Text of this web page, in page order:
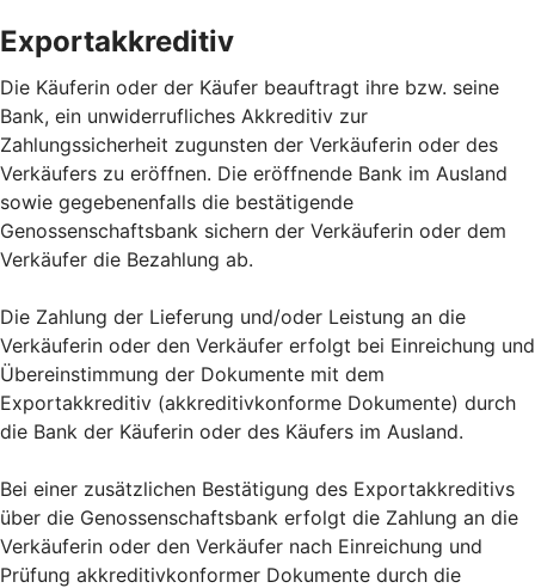
Exportakkreditiv
Die Käuferin oder der Käufer beauftragt ihre bzw. seine
Bank, ein unwiderrufliches Akkreditiv zur
Zahlungssicherheit zugunsten der Verkäuferin oder des
Verkäufers zu eröffnen. Die eröffnende Bank im Ausland
sowie gegebenenfalls die bestätigende
Genossenschaftsbank sichern der Verkäuferin oder dem
Verkäufer die Bezahlung ab.
Die Zahlung der Lieferung und/oder Leistung an die
Verkäuferin oder den Verkäufer erfolgt bei Einreichung und
Übereinstimmung der Dokumente mit dem
Exportakkreditiv (akkreditivkonforme Dokumente) durch
die Bank der Käuferin oder des Käufers im Ausland.
Bei einer zusätzlichen Bestätigung des Exportakkreditivs
über die Genossenschaftsbank erfolgt die Zahlung an die
Verkäuferin oder den Verkäufer nach Einreichung und
Prüfung akkreditivkonformer Dokumente durch die